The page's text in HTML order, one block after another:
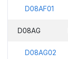
D08AF01
D08AG
D08AG02